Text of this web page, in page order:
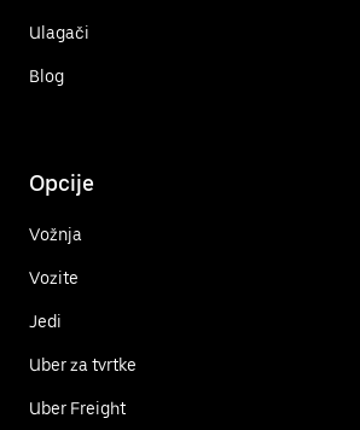
Ulagači
Blog
Opcije
Vožnja
Vozite
Jedi
Uber za tvrtke
Uber Freight